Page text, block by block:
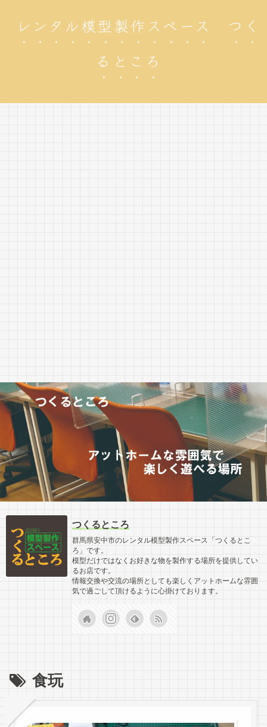
レンタル模型製作スペース つく
るところ
つくるところ
群馬県安中市のレンタル模型製作スペース「つくるとこ
ろ」です。
模型だけではなくお好きな物を製作する場所を提供してい
るお店です。
情報交換や交流の場所としても楽しくアットホームな雰囲
気で過ごして頂けるように心掛けております。
食玩